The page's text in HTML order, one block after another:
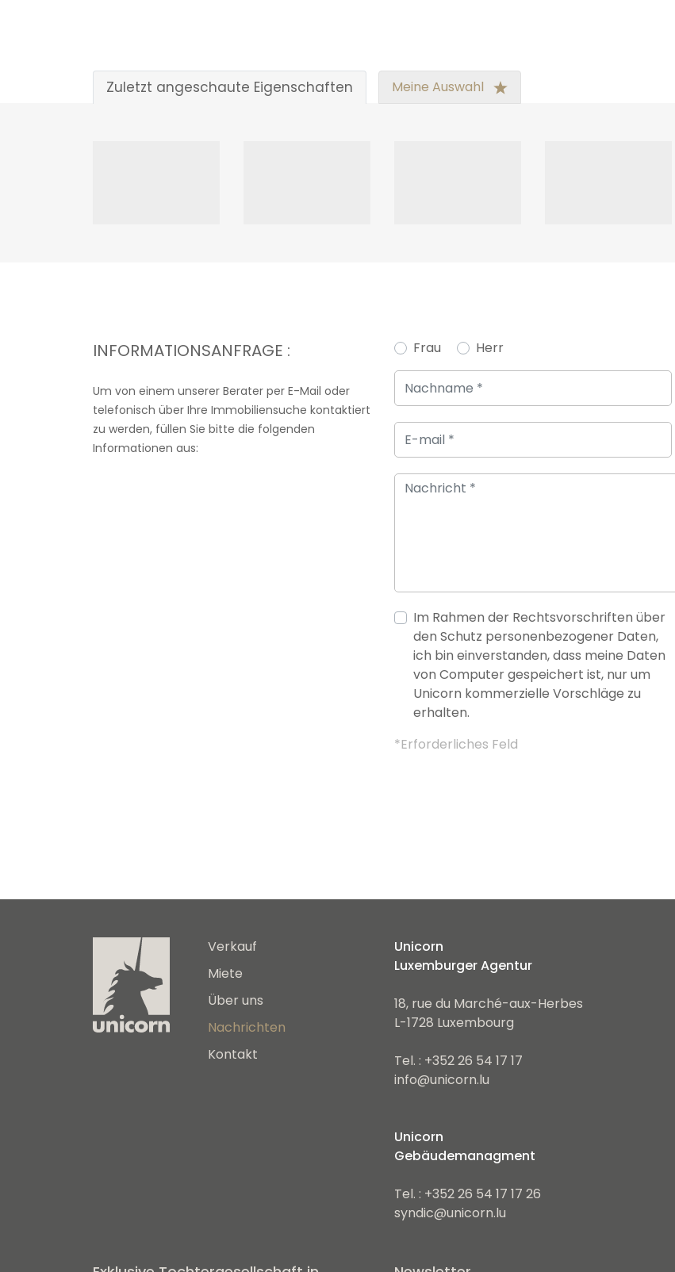
Zuletzt angeschaute Eigenschaften Meine Auswahl
INFORMATIONSANFRAGE :
Um von einem unserer Berater per E-Mail oder
telefonisch über Ihre Immobiliensuche kontaktiert
zu werden, füllen Sie bitte die folgenden
Informationen aus:
Frau Herr
Im Rahmen der Rechtsvorschriften über
den Schutz personenbezogener Daten,
ich bin einverstanden, dass meine Daten
von Computer gespeichert ist, nur um
Unicorn kommerzielle Vorschläge zu
erhalten.
*Erforderliches Feld
Verkauf
Miete
Über uns
Nachrichten
Kontakt
Unicorn
Luxemburger Agentur
18, rue du Marché-aux-Herbes
L-1728 Luxembourg
Tel. : +352 26 54 17 17
info@unicorn.lu
Unicorn
Gebäudemanagment
Tel. : +352 26 54 17 17 26
syndic@unicorn.lu